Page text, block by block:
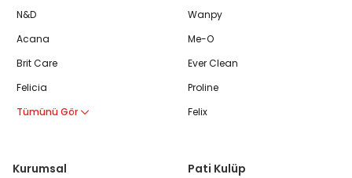
N&D
Acana
Brit Care
Felicia
Tümünü Gör
Wanpy
Me-O
Ever Clean
Proline
Felix
Kurumsal Pati Kulüp